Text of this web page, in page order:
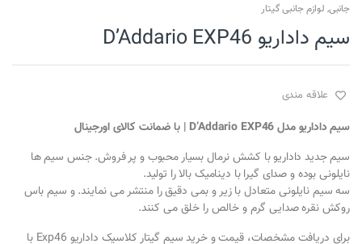
جانبی, لوازم جانبی گیتار
سیم داداریو D’Addario EXP46
علاقه مندی
سیم داداریو مدل D’Addario EXP46 | با ضمانت کالای اورجینال
سیم جدید داداریو با کشش نرمال بسیار محبوب و پر فروش. جنس سیم ها
نایلونی بوده و صدای گیرا با دینامیک بالا را تولید.
سه سیم نایلونی متعادل با زیر و بمی دقیق را منتشر می نمایند. و سیم باس
روکش نقره صدایی گرم و خالص را خلق می کنند.
برای دریافت مشخصات، قیمت و خرید سیم گیتار کلاسیک داداریو Exp46 با